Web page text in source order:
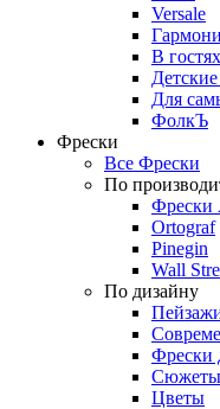
Versale
В
Для
ФолкЪ
Фрески
Все Фрески
По
Фрески
Ortograf
Pinegin
Wall
По дизайну
Фрески
Сюжеты
Цветы